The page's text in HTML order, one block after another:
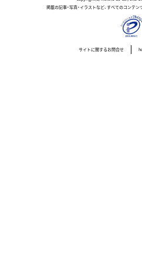
掲載の記事・写真・イラストなど、すべてのコンテン
サイトに関するお問合せ